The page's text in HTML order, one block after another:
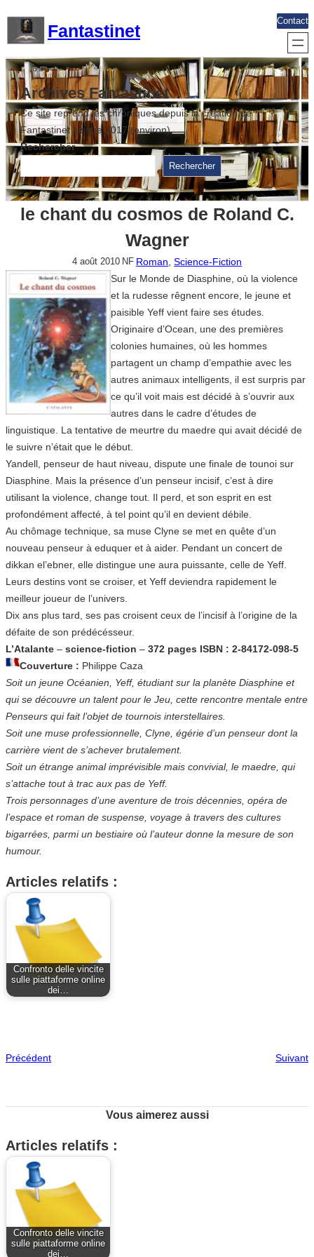
contenu
Fantastinet
Contact
Archives Fantastinet
Ce site reprend les chroniques depuis la création de
Fantastinet jusque 2017 (environ)
Rechercher
Rechercher
le chant du cosmos de Roland C.
Wagner
4 août 2010 NF Roman , Science-Fiction
Sur le Monde de Diasphine, où la violence
et la rudesse rêgnent encore, le jeune et
paisible Yeff vient faire ses études.
Originaire d’Ocean, une des premières
colonies humaines, où les hommes
partagent un champ d’empathie avec les
autres animaux intelligents, il est surpris par
ce qu’il voit mais est décidé à s’ouvrir aux
autres dans le cadre d’études de
linguistique. La tentative de meurtre du maedre qui avait décidé de
le suivre n’était que le début.
Yandell, penseur de haut niveau, dispute une finale de tounoi sur
Diasphine. Mais la présence d’un penseur incisif, c’est à dire
utilisant la violence, change tout. Il perd, et son esprit en est
profondément affecté, à tel point qu’il en devient débile.
Au chômage technique, sa muse Clyne se met en quête d’un
nouveau penseur à eduquer et à aider. Pendant un concert de
dikkan el’ebner, elle distingue une aura puissante, celle de Yeff.
Leurs destins vont se croiser, et Yeff deviendra rapidement le
meilleur joueur de l’univers.
Dix ans plus tard, ses pas croisent ceux de l’incisif à l’origine de la
défaite de son prédécésseur.
L’Atalante – science-fiction – 372 pages ISBN : 2-84172-098-5
Couverture : Philippe Caza
Soit un jeune Océanien, Yeff, étudiant sur la planète Diasphine et
qui se découvre un talent pour le Jeu, cette rencontre mentale entre
Penseurs qui fait l’objet de tournois interstellaires.
Soit une muse professionnelle, Clyne, égérie d’un penseur dont la
carrière vient de s’achever brutalement.
Soit un étrange animal imprévisible mais convivial, le maedre, qui
s’attache tout à trac aux pas de Yeff.
Trois personnages d’une aventure de trois décennies, opéra de
l’espace et roman de suspense, voyage à travers des cultures
bigarrées, parmi un bestiaire où l’auteur donne la mesure de son
humour.
Articles relatifs :
Confronto delle vincite
sulle piattaforme online
dei…
Précédent Suivant
Vous aimerez aussi
Articles relatifs :
Confronto delle vincite
sulle piattaforme online
dei…